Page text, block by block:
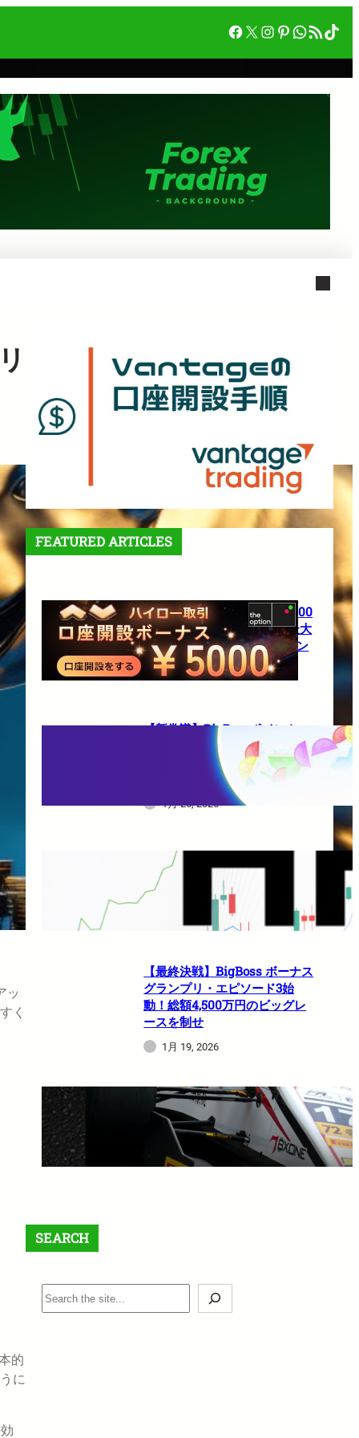
Facebook
X Instagram
Pinterest
RSS フィード
ッ
く
的
に
FEATURED ARTICLES
【theoption】口座開設で5,000
円！さらに仮想通貨入金で最大
10%還元の超豪華キャンペーン
1月 27, 2026
【新常識】BigBossポイント
（BBP）を使い倒せ！取引のた
びに還元される豪華特典のすべ
1月 26, 2026
HFMは日本人でも使えますか？
1月 21, 2026
【最終決戦】BigBoss ボーナス
グランプリ・エピソード3始
動！総額4,500万円のビッグレ
ースを制せ
1月 19, 2026
【最大$6,000】BigBoss ラッキ
ードロー＆入金ボーナスキャン
ペーン開催中！
1月 12, 2026
SEARCH
S
e